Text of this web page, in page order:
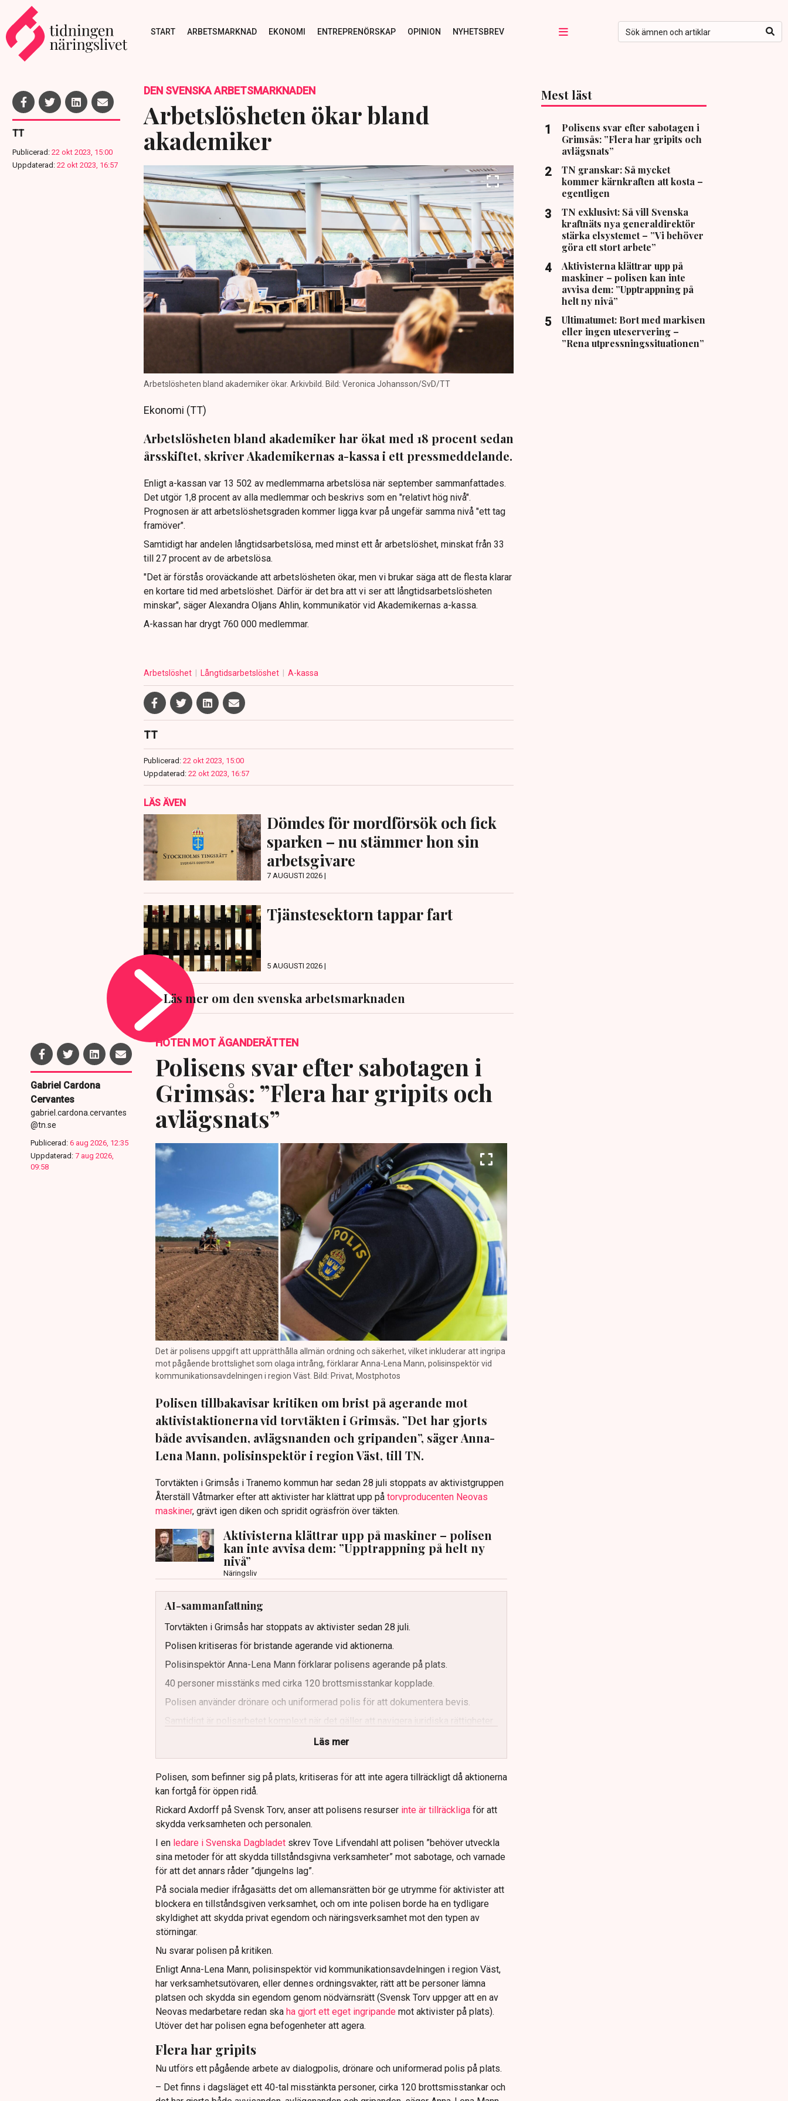
START ARBETSMARKNAD EKONOMI ENTREPRENÖRSKAP OPINION NYHETSBREV
TT
Publicerad: 22 okt 2023, 15:00
Uppdaterad: 22 okt 2023, 16:57
DEN SVENSKA ARBETSMARKNADEN
Arbetslösheten ökar bland
akademiker
Arbetslösheten bland akademiker ökar. Arkivbild. Bild: Veronica Johansson/SvD/TT
Ekonomi (TT)
Arbetslösheten bland akademiker har ökat med 18 procent sedan
årsskiftet, skriver Akademikernas a-kassa i ett pressmeddelande.
Enligt a-kassan var 13 502 av medlemmarna arbetslösa när september sammanfattades.
Det utgör 1,8 procent av alla medlemmar och beskrivs som en "relativt hög nivå".
Prognosen är att arbetslöshetsgraden kommer ligga kvar på ungefär samma nivå "ett tag
framöver".
Samtidigt har andelen långtidsarbetslösa, med minst ett år arbetslöshet, minskat från 33
till 27 procent av de arbetslösa.
"Det är förstås oroväckande att arbetslösheten ökar, men vi brukar säga att de flesta klarar
en kortare tid med arbetslöshet. Därför är det bra att vi ser att långtidsarbetslösheten
minskar", säger Alexandra Oljans Ahlin, kommunikatör vid Akademikernas a-kassa.
A-kassan har drygt 760 000 medlemmar.
Arbetslöshet Långtidsarbetslöshet A-kassa
TT
Publicerad: 22 okt 2023, 15:00
Uppdaterad: 22 okt 2023, 16:57
LÄS ÄVEN
Dömdes för mordförsök och fick
sparken – nu stämmer hon sin
arbetsgivare
7 AUGUSTI 2026 |
Tjänstesektorn tappar fart
5 AUGUSTI 2026 |
Läs mer om den svenska arbetsmarknaden
Mest läst
Polisens svar efter sabotagen i
Grimsås: ”Flera har gripits och
avlägsnats”
TN granskar: Så mycket
kommer kärnkraften att kosta –
egentligen
TN exklusivt: Så vill Svenska
kraftnäts nya generaldirektör
stärka elsystemet – ”Vi behöver
göra ett stort arbete”
Aktivisterna klättrar upp på
maskiner – polisen kan inte
avvisa dem: ”Upptrappning på
helt ny nivå”
Ultimatumet: Bort med markisen
eller ingen uteservering –
”Rena utpressningssituationen”
Gabriel Cardona
Cervantes
gabriel.cardona.cervantes
@tn.se
Publicerad: 6 aug 2026, 12:35
Uppdaterad: 7 aug 2026,
09:58
HOTEN MOT ÄGANDERÄTTEN
Polisens svar efter sabotagen i
Grimsås: ”Flera har gripits och
avlägsnats”
Det är polisens uppgift att upprätthålla allmän ordning och säkerhet, vilket inkluderar att ingripa
mot pågående brottslighet som olaga intrång, förklarar Anna-Lena Mann, polisinspektör vid
kommunikationsavdelningen i region Väst. Bild: Privat, Mostphotos
Polisen tillbakavisar kritiken om brist på agerande mot
aktivistaktionerna vid torvtäkten i Grimsås. ”Det har gjorts
både avvisanden, avlägsnanden och gripanden”, säger Anna-
Lena Mann, polisinspektör i region Väst, till TN.
Torvtäkten i Grimsås i Tranemo kommun har sedan 28 juli stoppats av aktivistgruppen
Återställ Våtmarker efter att aktivister har klättrat upp påtorvproducenten Neovas
maskiner, grävt igen diken och spridit ogräsfrön över täkten.
Aktivisterna klättrar upp på maskiner – polisen
kan inte avvisa dem: ”Upptrappning på helt ny
nivå”
Näringsliv
AI-sammanfattning
Torvtäkten i Grimsås har stoppats av aktivister sedan 28 juli.
Polisen kritiseras för bristande agerande vid aktionerna.
Polisinspektör Anna-Lena Mann förklarar polisens agerande på plats.
40 personer misstänks med cirka 120 brottsmisstankar kopplade.
Polisen använder drönare och uniformerad polis för att dokumentera bevis.
Samtidigt är polisarbetet komplext när det gäller att navigera juridiska rättigheter
Läs mer
Polisen, som befinner sig på plats, kritiseras för att inte agera tillräckligt då aktionerna
kan fortgå för öppen ridå.
Rickard Axdorff på Svensk Torv, anser att polisens resurser inte är tillräckliga för att
skydda verksamheten och personalen.
I en ledare i Svenska Dagbladet skrev Tove Lifvendahl att polisen ”behöver utveckla
sina metoder för att skydda tillståndsgivna verksamheter” mot sabotage, och varnade
för att det annars råder ”djungelns lag”.
På sociala medier ifrågasätts det om allemansrätten bör ge utrymme för aktivister att
blockera en tillståndsgiven verksamhet, och om inte polisen borde ha en tydligare
skyldighet att skydda privat egendom och näringsverksamhet mot den typen av
störningar.
Nu svarar polisen på kritiken.
Enligt Anna-Lena Mann, polisinspektör vid kommunikationsavdelningen i region Väst,
har verksamhetsutövaren, eller dennes ordningsvakter, rätt att be personer lämna
platsen och skydda sin egendom genom nödvärnsrätt (Svensk Torv uppger att en av
Neovas medarbetare redan ska ha gjort ett eget ingripande mot aktivister på plats).
Utöver det har polisen egna befogenheter att agera.
Flera har gripits
Nu utförs ett pågående arbete av dialogpolis, drönare och uniformerad polis på plats.
– Det finns i dagsläget ett 40-tal misstänkta personer, cirka 120 brottsmisstankar och